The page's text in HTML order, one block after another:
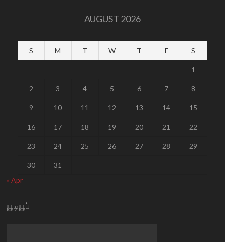
AUGUST 2026
S M T W T F S
1
2 3 4 5 6 7 8
9 10 11 12 13 14 15
16 17 18 19 20 21 22
23 24 25 26 27 28 29
30
31
« Apr
யூடியூப்